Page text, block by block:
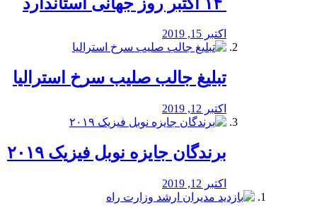
اکتبر 15, 2019
تبلیغ جالب صلیب سرخ استرالیا
اکتبر 12, 2019
برندگان جایزه نوبل فیزیک ۲۰۱۹
اکتبر 12, 2019